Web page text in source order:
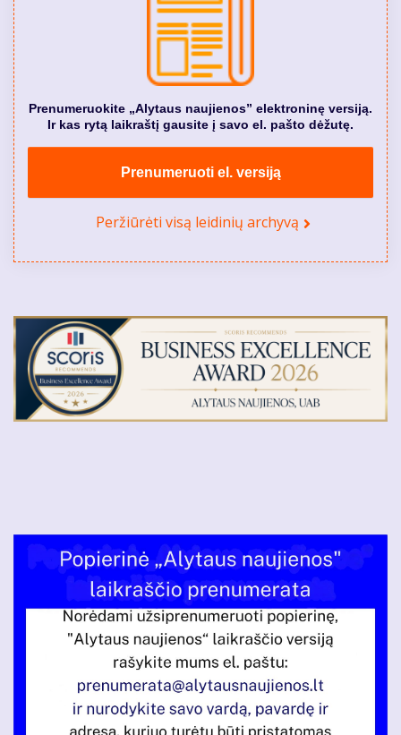
Prenumeruokite „Alytaus naujienos” elektroninę versiją.
Ir kas rytą laikraštį gausite į savo el. pašto dėžutę.
Prenumeruoti el. versiją
Peržiūrėti visą leidinių archyvą